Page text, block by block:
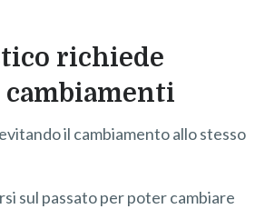
richiede
cambiamenti
il cambiamento allo stesso
sul passato per poter cambiare